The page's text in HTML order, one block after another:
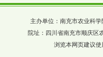
主办单位：南充市农业科
院址：四川省南充市顺庆
浏览本网页建议